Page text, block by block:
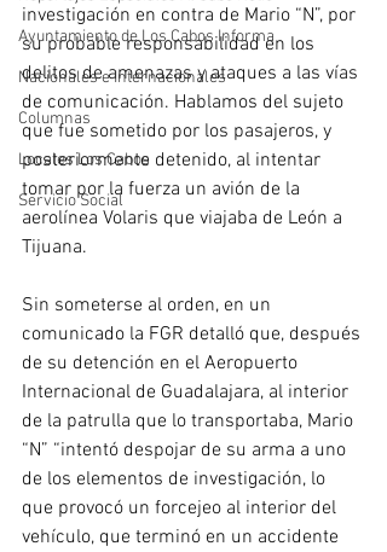
Ayuntamiento de Los Cabos Informa
Nacionales e Internacionales
Columnas
Locales Los Cabos
Servicio Social
investigación en contra de Mario “N”, por
su probable responsabilidad en los
delitos de amenazas y ataques a las vías
de comunicación. Hablamos del sujeto
que fue sometido por los pasajeros, y
posteriormente detenido, al intentar
tomar por la fuerza un avión de la
aerolínea Volaris que viajaba de León a
Tijuana.
Sin someterse al orden, en un
comunicado la FGR detalló que, después
de su detención en el Aeropuerto
Internacional de Guadalajara, al interior
de la patrulla que lo transportaba, Mario
“N” “intentó despojar de su arma a uno
de los elementos de investigación, lo
que provocó un forcejeo al interior del
vehículo, que terminó en un accidente